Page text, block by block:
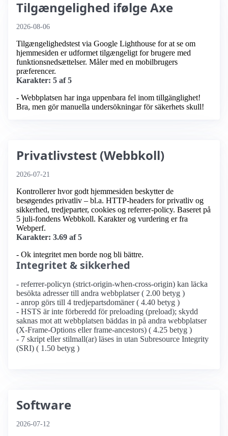
Tilgængelighed ifølge Axe
2026-08-06
Tilgængelighedstest via Google Lighthouse for at se om
hjemmesiden er udformet tilgængeligt for brugere med
funktionsnedsættelser. Måler med en mobilbrugers
præferencer.
Karakter: 5 af 5
- Webbplatsen har inga uppenbara fel inom tillgänglighet!
Bra, men gör manuella undersökningar för säkerhets skull!
Privatlivstest (Webbkoll)
2026-07-21
Kontrollerer hvor godt hjemmesiden beskytter de
besøgendes privatliv – bl.a. HTTP-headers for privatliv og
sikkerhed, tredjeparter, cookies og referrer-policy. Baseret på
5 juli-fondens Webbkoll. Karakter og vurdering er fra
Webperf.
Karakter: 3.69 af 5
- Ok integritet men borde nog bli bättre.
Integritet & sikkerhed
- referrer-policyn (strict-origin-when-cross-origin) kan läcka
besökta adresser till andra webbplatser ( 2.00 betyg )
- anrop görs till 4 tredjepartsdomäner ( 4.40 betyg )
- HSTS är inte förberedd för preloading (preload); skydd
saknas mot att webbplatsen bäddas in på andra webbplatser
(X-Frame-Options eller frame-ancestors) ( 4.25 betyg )
- 7 skript eller stilmall(ar) läses in utan Subresource Integrity
(SRI) ( 1.50 betyg )
Software
2026-07-12